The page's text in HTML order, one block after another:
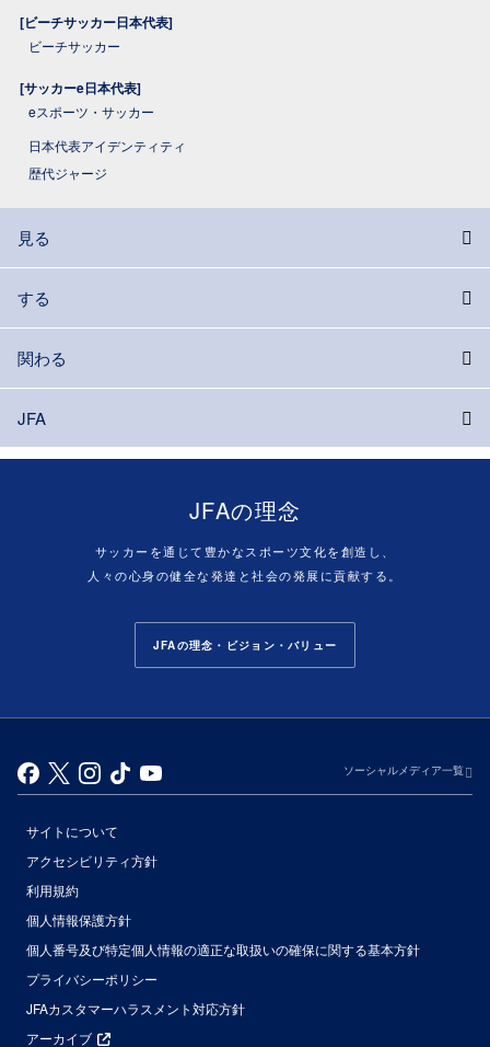
[ビーチサッカー日本代表]
ビーチサッカー
[サッカーe日本代表]
eスポーツ・サッカー
日本代表アイデンティティ
歴代ジャージ
見る
する
関わる
JFA
JFAの理念
サッカーを通じて豊かなスポーツ文化を創造し、
人々の心身の健全な発達と社会の発展に貢献する。
JFAの理念・ビジョン・バリュー
ソーシャルメディア一覧
サイトについて
アクセシビリティ方針
利用規約
個人情報保護方針
個人番号及び特定個人情報の適正な取扱いの確保に関する基本方針
プライバシーポリシー
JFAカスタマーハラスメント対応方針
アーカイブ